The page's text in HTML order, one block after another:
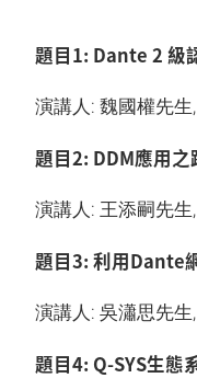
題目1: Dante 2 級
演講人: 魏國權先
題目2: DDM應用
演講人: 王添嗣先
題目3: 利用Dante
演講人: 吳瀟思先生
題目4: Q-SYS生態